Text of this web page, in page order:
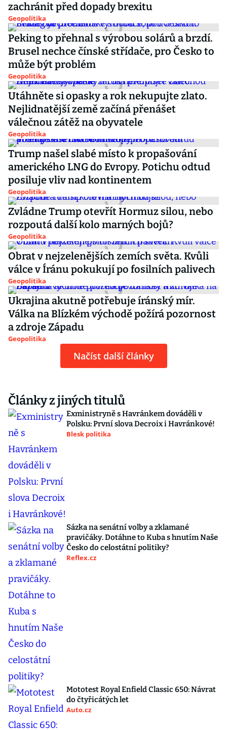
zachránit před dopady brexitu
Geopolitika
Peking to přehnal s výrobou solárů a brzdí.
Brusel nechce čínské střídače, pro Česko to
může být problém
Geopolitika
Utáhněte si opasky a rok nekupujte zlato.
Nejlidnatější země začíná přenášet
válečnou zátěž na obyvatele
Geopolitika
Trump našel slabé místo k propašování
amerického LNG do Evropy. Potichu odtud
posiluje vliv nad kontinentem
Geopolitika
Zvládne Trump otevřít Hormuz silou, nebo
rozpoutá další kolo marných bojů?
Geopolitika
Obrat v nejzelenějších zemích světa. Kvůli
válce v Íránu pokukují po fosilních palivech
Geopolitika
Ukrajina akutně potřebuje íránský mír.
Válka na Blízkém východě požírá pozornost
a zdroje Západu
Geopolitika
Načíst další články
Články z jiných titulů
Exministryně s Havránkem dováděli v
Polsku: První slova Decroix i Havránkové!
Blesk politika
Sázka na senátní volby a zklamané
pravičáky. Dotáhne to Kuba s hnutím Naše
Česko do celostátní politiky?
Reflex.cz
Mototest Royal Enfield Classic 650: Návrat
do čtyřicátých let
Auto.cz